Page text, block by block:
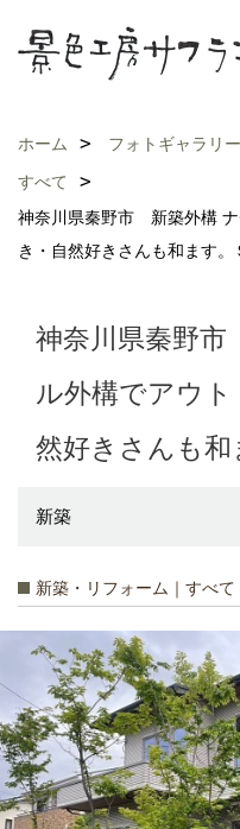
ホーム フォトギャラリー
すべて
神奈川県秦野市 新築外構 ナ
き・自然好きさんも和ます
神奈川県秦野
ル外構でアウ
然好きさんも
新築
新築・リフォーム｜すべて